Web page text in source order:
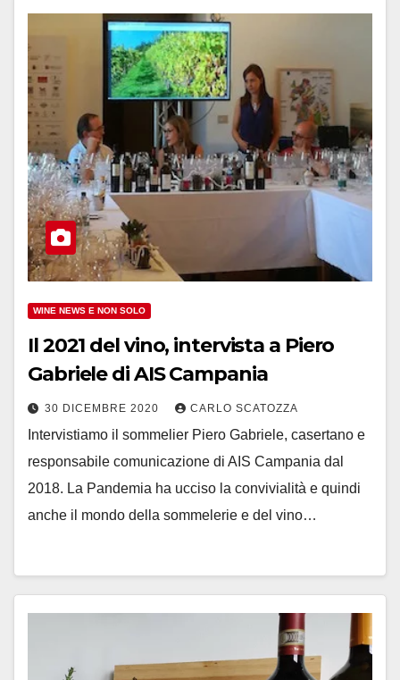
WINE NEWS E NON SOLO
Il 2021 del vino, intervista a Piero
Gabriele di AIS Campania
30 DICEMBRE 2020 CARLO SCATOZZA
Intervistiamo il sommelier Piero Gabriele, casertano e
responsabile comunicazione di AIS Campania dal
2018. La Pandemia ha ucciso la convivialità e quindi
anche il mondo della sommelerie e del vino…